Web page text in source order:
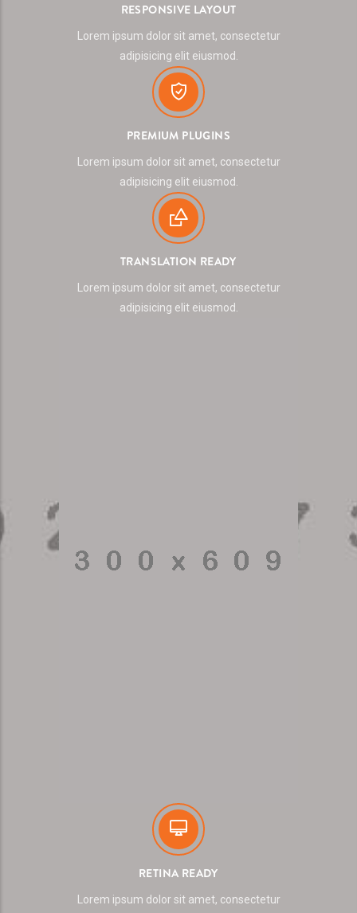
RESPONSIVE LAYOUT
Lorem ipsum dolor sit amet, consectetur
adipisicing elit eiusmod.
PREMIUM PLUGINS
Lorem ipsum dolor sit amet, consectetur
adipisicing elit eiusmod.
TRANSLATION READY
Lorem ipsum dolor sit amet, consectetur
adipisicing elit eiusmod.
RETINA READY
Lorem ipsum dolor sit amet, consectetur